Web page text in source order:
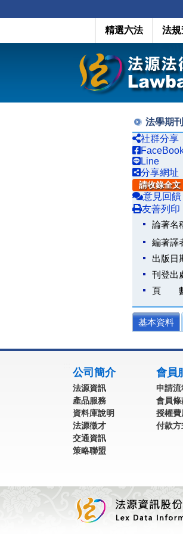
精選六法 法
法學期刊
社群分享
Line
分享網址
請收錄全文
意見回饋
友善列印
論著名
編著譯
出版日
刊登出
頁 數
基本資料
公司簡介
法源資訊
產品服務
資料庫說明
法源徵才
交通資訊
策略聯盟
會員
申請流
會員條
授權費
付款方